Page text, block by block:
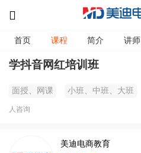
首页 课程 简介 讲师
学抖音网红培训班
面授、网课 小班、中班、大班
人咨询
美迪电商教育